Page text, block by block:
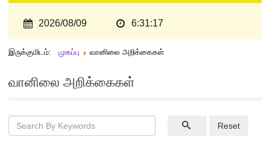
2026/08/09 6:31:17
இருக்குமிடம்: முகப்பு வானிலை அறிக்கைகள்
வானிலை அறிக்கைகள்
Reset